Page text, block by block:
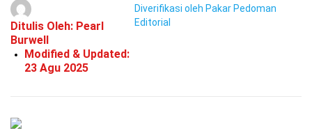
Ditulis Oleh: Pearl
Burwell
Modified & Updated:
23 Agu 2025
Diverifikasi oleh Pakar Pedoman
Editorial